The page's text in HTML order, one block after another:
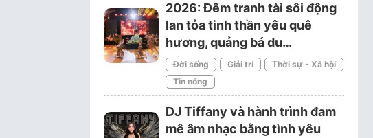
2026: Đêm tranh tài sôi động
lan tỏa tinh thần yêu quê
hương, quảng bá du…
Đời sống Giải trí
Thời sự - Xã hội
Tin nóng
DJ Tiffany và hành trình đam
mê âm nhạc bằng tình yêu